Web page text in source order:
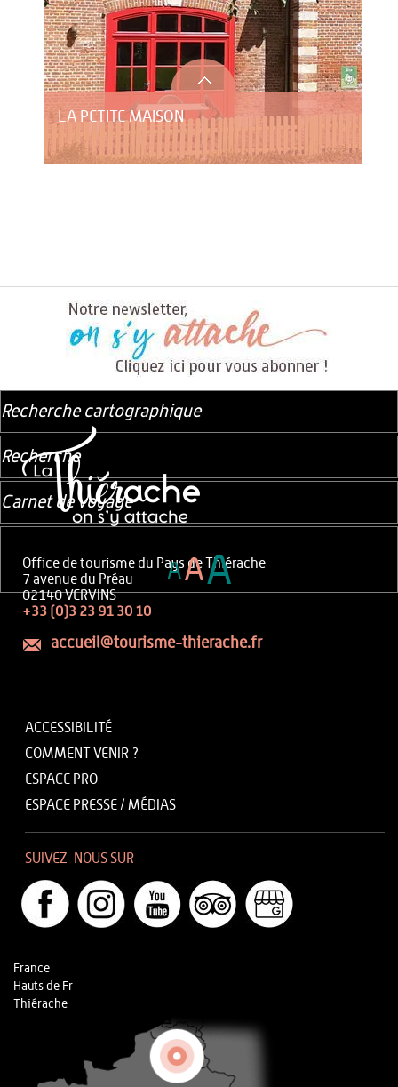
LA PETITE MAISON
HÔTEL LE CLOS DU MONTVINAGE
Office de tourisme du Pays de Thiérache
7 avenue du Préau
02140 VERVINS
+33 (0)3 23 91 30 10
accueil@tourisme-thierache.fr
ACCESSIBILITÉ
COMMENT VENIR ?
ESPACE PRO
ESPACE PRESSE / MÉDIAS
SUIVEZ-NOUS SUR
France
Hauts de Fr
Thiérache
Recherche cartographique
Recherche
Carnet de voyage
AAA